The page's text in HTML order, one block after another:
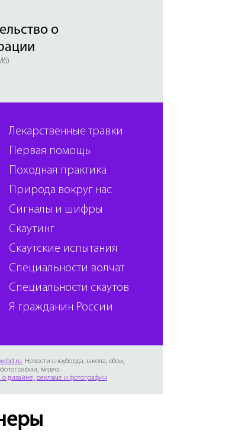
о
Лекарственные травки
Первая помощь
Походная практика
Природа вокруг нас
Сигналы и шифры
Скаутинг
Скаутские испытания
Специальности волчат
Специальности скаутов
Я гражданин России
. Новости сноуборда, школа, обои,
фотографии, видео.
о дизайне, рекламе и фотографии